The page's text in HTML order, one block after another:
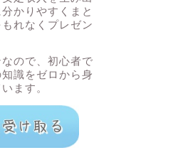
かりやすくまと
もれなくプレゼン
ので、初心者で
識をゼロから身
ます。